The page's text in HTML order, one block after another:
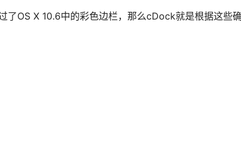
OS X 10.6中的彩色边栏，那么cDock就是根据这些